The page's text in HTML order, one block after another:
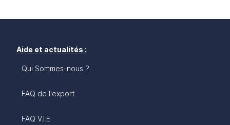
Aide et actualités :
Qui Sommes-nous ?
FAQ de l'export
FAQ V.I.E